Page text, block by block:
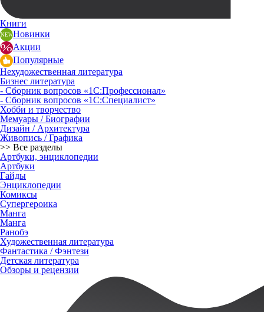
Книги
Новинки
Акции
Популярные
Нехудожественная литература
Бизнес литература
- Сборник вопросов «1С:Профессионал»
- Сборник вопросов «1С:Специалист»
Хобби и творчество
Мемуары / Биографии
Дизайн / Архитектура
Живопись / Графика
>> Все разделы
Артбуки, энциклопедии
Артбуки
Гайды
Энциклопедии
Комиксы
Супергероика
Манга
Манга
Ранобэ
Художественная литература
Фантастика / Фэнтези
Детская литература
Обзоры и рецензии